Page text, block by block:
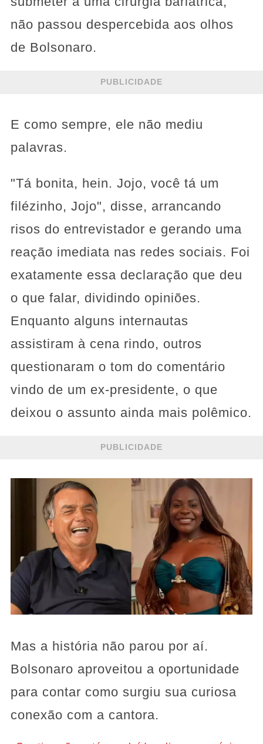
não passou despercebida aos olhos
de Bolsonaro.
PUBLICIDADE
E como sempre, ele não mediu
palavras.
"Tá bonita, hein. Jojo, você tá um
filézinho, Jojo", disse, arrancando
risos do entrevistador e gerando uma
reação imediata nas redes sociais. Foi
exatamente essa declaração que deu
o que falar, dividindo opiniões.
Enquanto alguns internautas
assistiram à cena rindo, outros
questionaram o tom do comentário
vindo de um ex-presidente, o que
deixou o assunto ainda mais polêmico.
PUBLICIDADE
Mas a história não parou por aí.
Bolsonaro aproveitou a oportunidade
para contar como surgiu sua curiosa
conexão com a cantora.